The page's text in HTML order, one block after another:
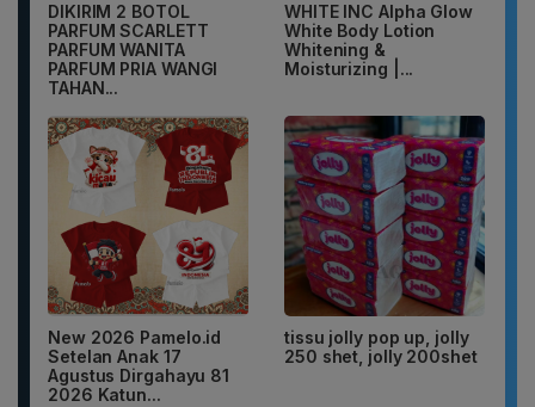
DIKIRIM 2 BOTOL
PARFUM SCARLETT
PARFUM WANITA
PARFUM PRIA WANGI
TAHAN...
WHITE INC Alpha Glow
White Body Lotion
Whitening &
Moisturizing |...
New 2026 Pamelo.id
Setelan Anak 17
Agustus Dirgahayu 81
2026 Katun...
tissu jolly pop up, jolly
250 shet, jolly 200shet